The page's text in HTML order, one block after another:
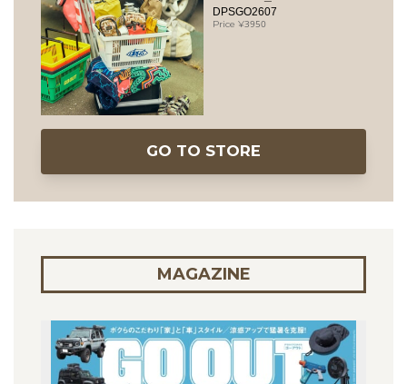
DPSGO2607
3950
GO TO STORE
MAGAZINE